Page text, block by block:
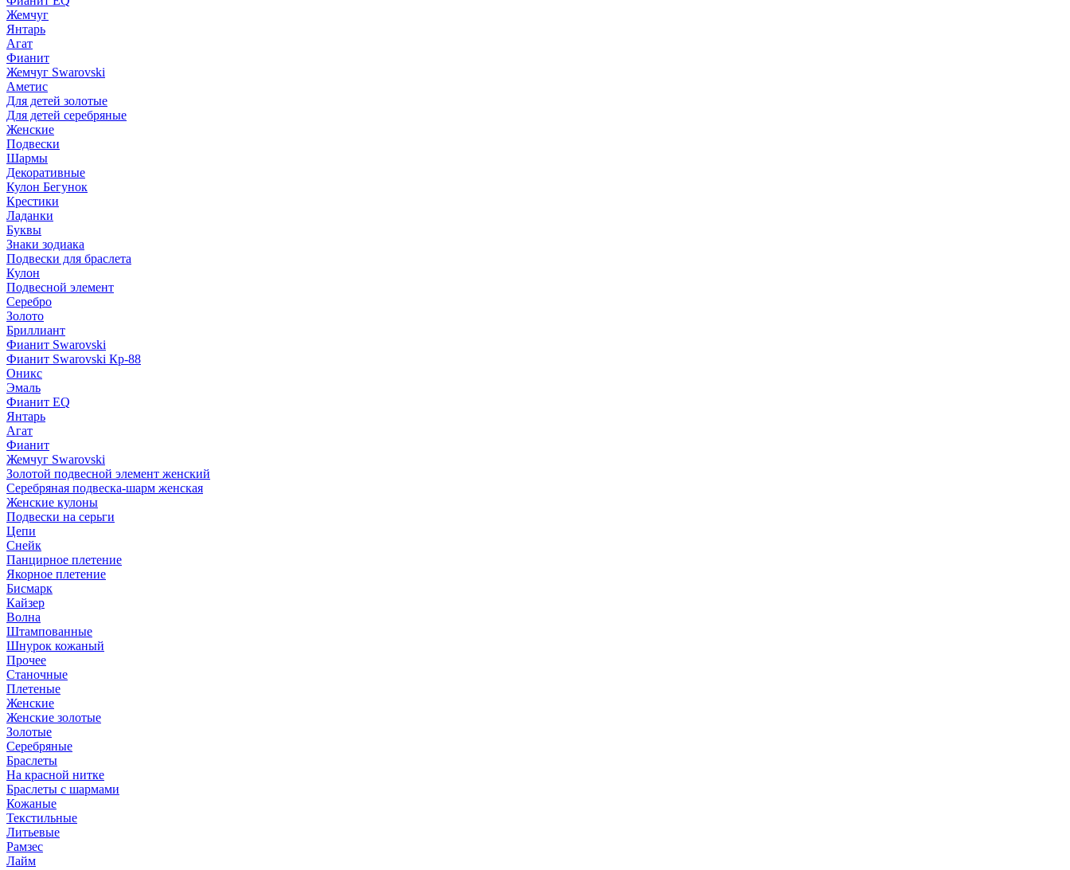
Жемчуг
Янтарь
Агат
Фианит
Жемчуг Swarovski
Аметис
Для детей золотые
Для детей серебряные
Женские
Подвески
Шармы
Декоративные
Кулон Бегунок
Крестики
Ладанки
Буквы
Знаки зодиака
Подвески для браслета
Кулон
Подвесной элемент
Серебро
Золото
Бриллиант
Фианит Swarovski
Фианит Swarovski Кр-88
Оникс
Эмаль
Фианит EQ
Янтарь
Агат
Фианит
Жемчуг Swarovski
Золотой подвесной элемент женcкий
Серебряная подвеска-шарм женская
Женские кулоны
Подвески на серьги
Цепи
Снейк
Панцирное плетение
Якорное плетение
Бисмарк
Кайзер
Волна
Штампованные
Шнурок кожаный
Прочее
Станочные
Плетеные
Женские
Женские золотые
Золотые
Серебряные
Браслеты
На красной нитке
Браслеты с шармами
Кожаные
Текстильные
Литьевые
Рамзес
Лайм